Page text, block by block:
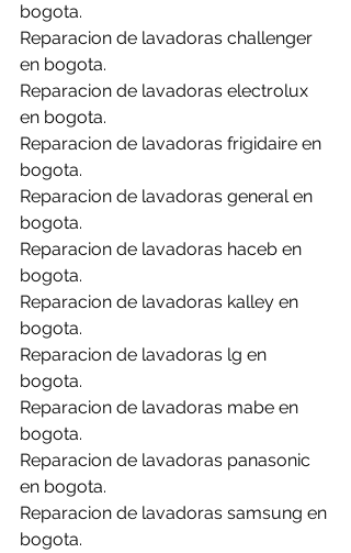
bogota.
Reparacion de lavadoras challenger
en bogota.
Reparacion de lavadoras electrolux
en bogota.
Reparacion de lavadoras frigidaire en
bogota.
Reparacion de lavadoras general en
bogota.
Reparacion de lavadoras haceb en
bogota.
Reparacion de lavadoras kalley en
bogota.
Reparacion de lavadoras lg en
bogota.
Reparacion de lavadoras mabe en
bogota.
Reparacion de lavadoras panasonic
en bogota.
Reparacion de lavadoras samsung en
bogota.